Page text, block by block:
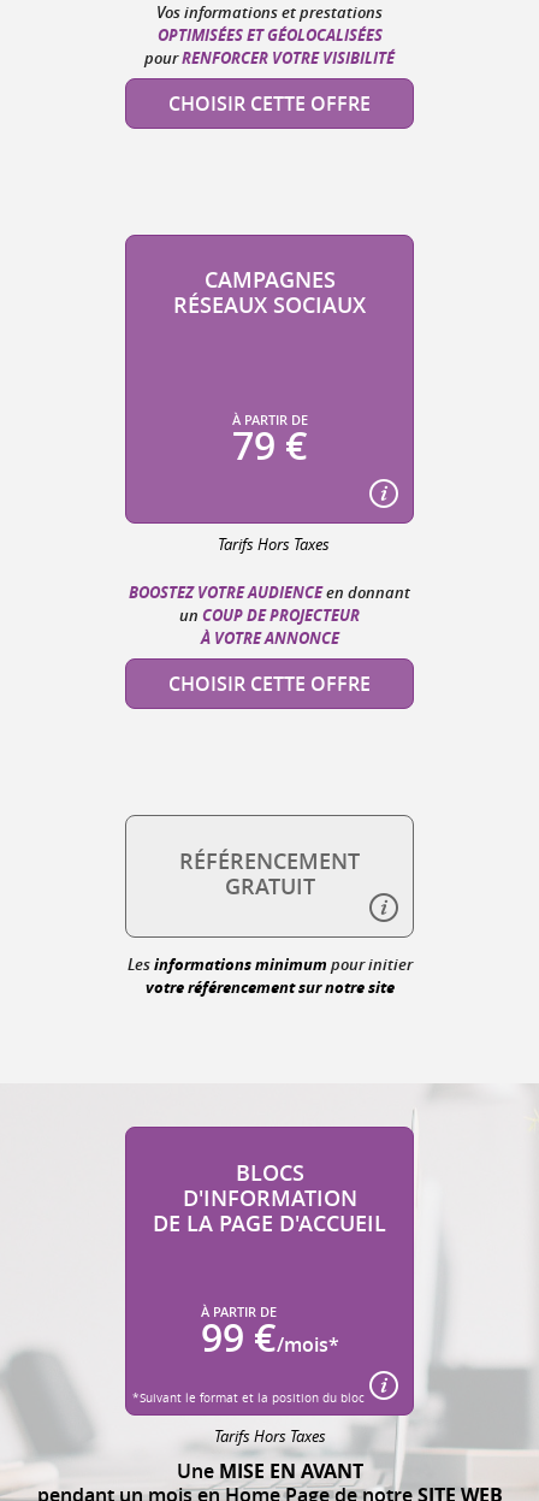
Vos informations et prestations
OPTIMISÉES ET GÉOLOCALISÉES
pourRENFORCER VOTRE VISIBILITÉ
CHOISIR CETTE OFFRE
CAMPAGNES
RÉSEAUX SOCIAUX
À PARTIR DE
79 €
Tarifs Hors Taxes
BOOSTEZ VOTRE AUDIENCEen donnant
un COUP DE PROJECTEUR
À VOTRE ANNONCE
CHOISIR CETTE OFFRE
RÉFÉRENCEMENT
GRATUIT
Lesinformations minimum pour initier
votre référencement sur notre site
BLOCS
D'INFORMATION
DE LA PAGE D'ACCUEIL
À PARTIR DE
99 €/mois*
*Suivant le format et la position du bloc
Tarifs Hors Taxes
Une MISE EN AVANT
pendant un mois en Home Page de notreSITE WEB